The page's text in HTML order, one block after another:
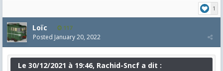
1
Loïc 117
Posted January 20, 2022
Le 30/12/2021 à 19:46, Rachid-Sncf a dit :